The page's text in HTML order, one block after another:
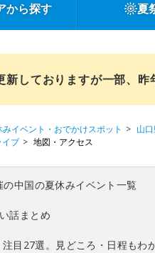
から探す 夏
しておりますが一部、昨
イベント・おでかけスポット 山
イブ
地図・アクセス
中国の夏休みイベント一覧
話まとめ
目27選。見どころ・日程もわ